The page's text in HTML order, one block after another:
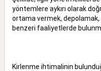
yöntemlere aykırı olarak
ortama vermek, depolamak,
benzeri faaliyetlerde
Kirlenme ihtimalinin